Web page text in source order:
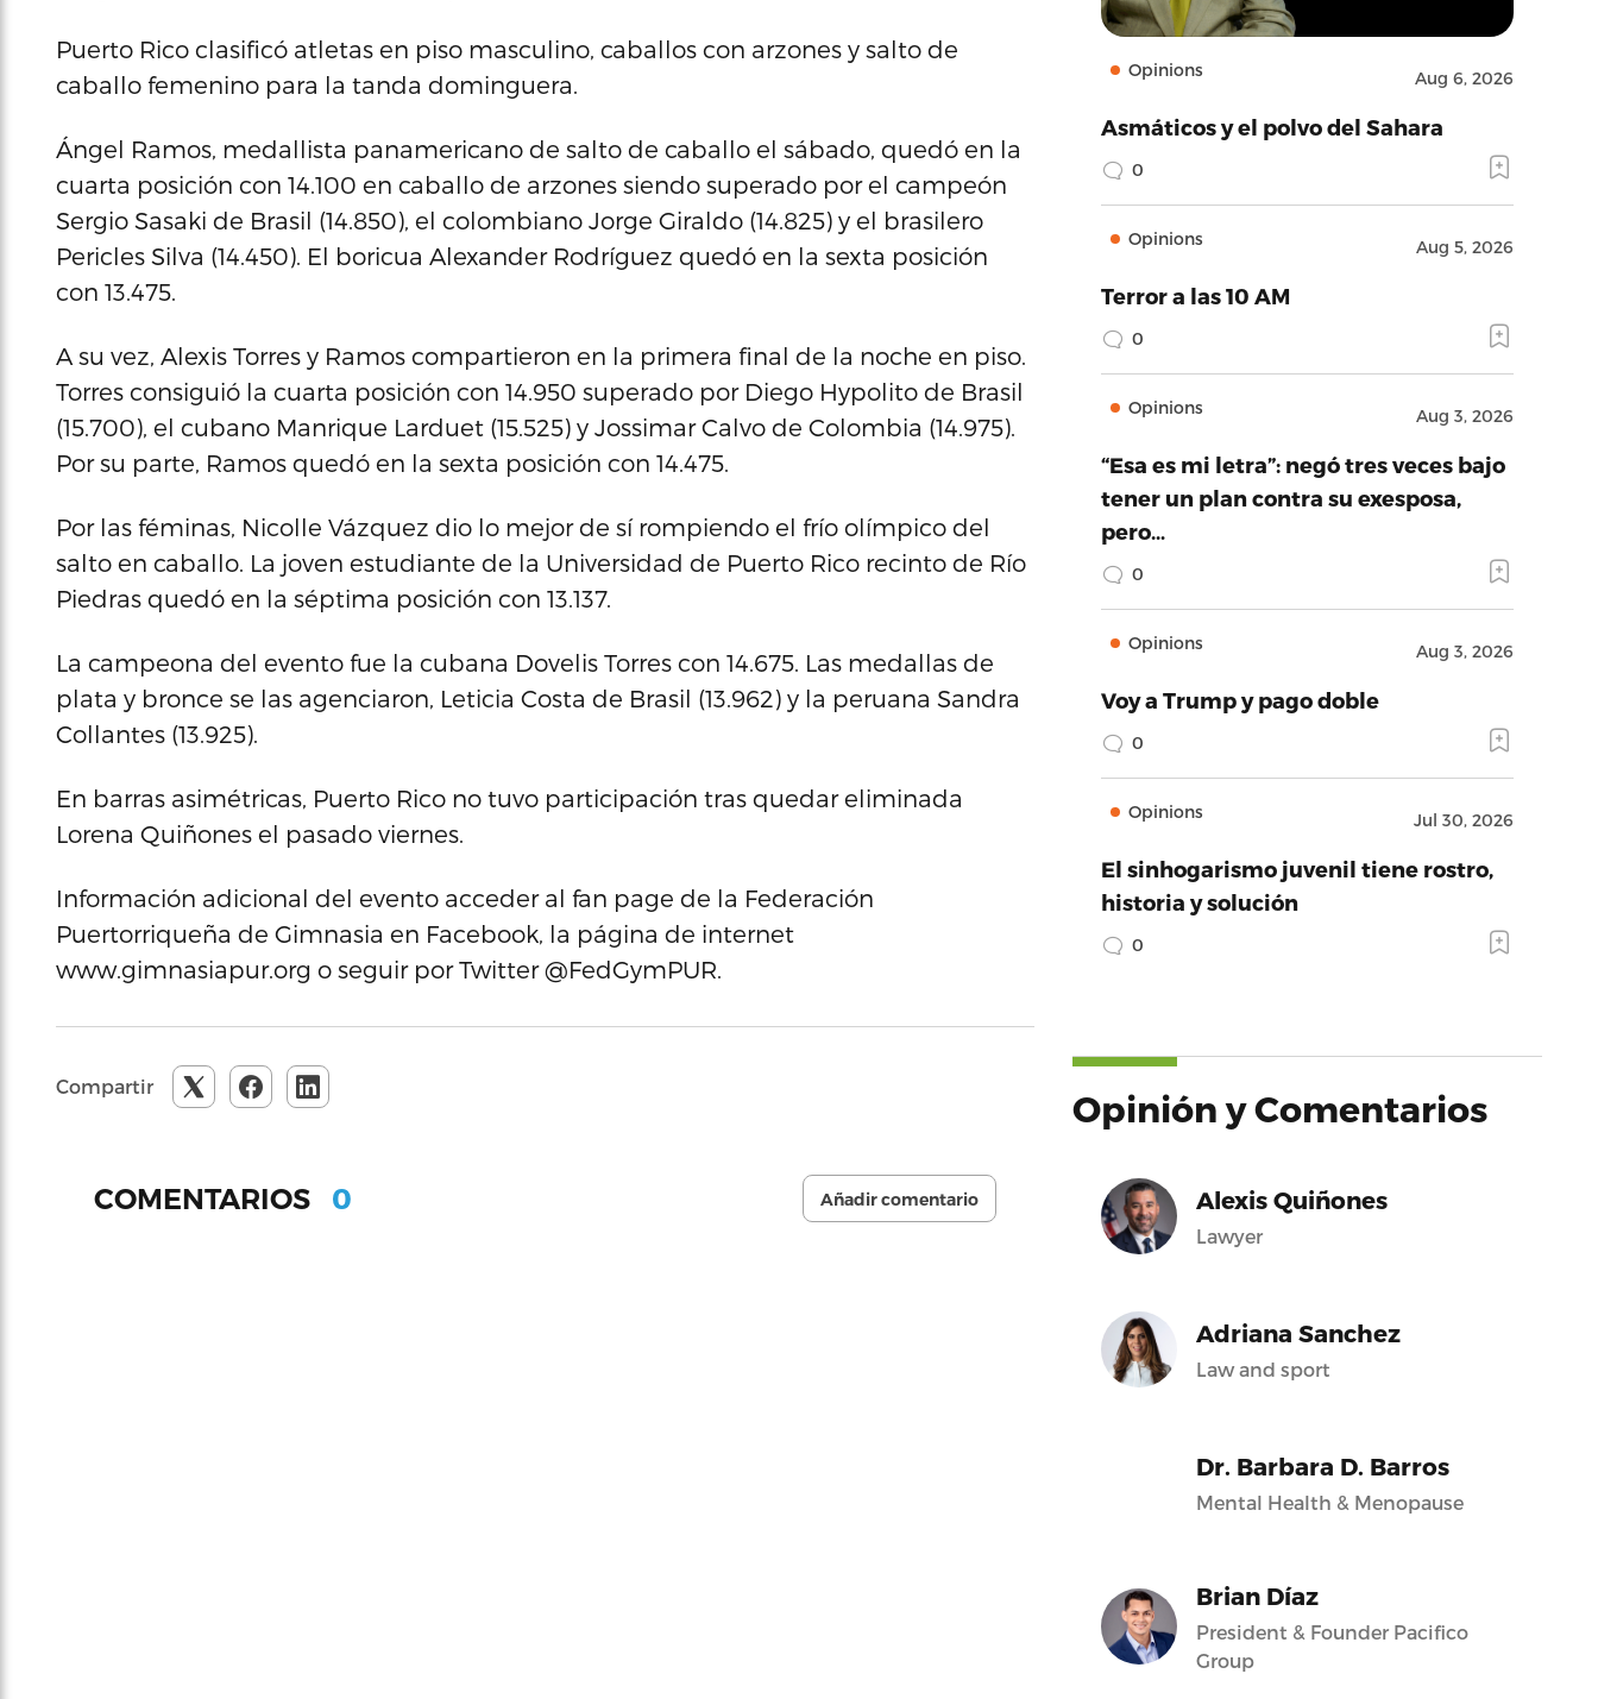
Puerto Rico clasificó atletas en piso masculino, caballos con arzones y salto de
caballo femenino para la tanda dominguera.
Ángel Ramos, medallista panamericano de salto de caballo el sábado, quedó en la
cuarta posición con 14.100 en caballo de arzones siendo superado por el campeón
Sergio Sasaki de Brasil (14.850), el colombiano Jorge Giraldo (14.825) y el brasilero
Pericles Silva (14.450). El boricua Alexander Rodríguez quedó en la sexta posición
con 13.475.
A su vez, Alexis Torres y Ramos compartieron en la primera final de la noche en piso.
Torres consiguió la cuarta posición con 14.950 superado por Diego Hypolito de Brasil
(15.700), el cubano Manrique Larduet (15.525) y Jossimar Calvo de Colombia (14.975).
Por su parte, Ramos quedó en la sexta posición con 14.475.
Por las féminas, Nicolle Vázquez dio lo mejor de sí rompiendo el frío olímpico del
salto en caballo. La joven estudiante de la Universidad de Puerto Rico recinto de Río
Piedras quedó en la séptima posición con 13.137.
La campeona del evento fue la cubana Dovelis Torres con 14.675. Las medallas de
plata y bronce se las agenciaron, Leticia Costa de Brasil (13.962) y la peruana Sandra
Collantes (13.925).
En barras asimétricas, Puerto Rico no tuvo participación tras quedar eliminada
Lorena Quiñones el pasado viernes.
Información adicional del evento acceder al fan page de la Federación
Puertorriqueña de Gimnasia en Facebook, la página de internet
www.gimnasiapur.org o seguir por Twitter @FedGymPUR.
Compartir
COMENTARIOS 0 Añadir comentario
Opinions Aug 6, 2026
Asmáticos y el polvo del Sahara
0
Opinions Aug 5, 2026
Terror a las 10 AM
0
Opinions Aug 3, 2026
“Esa es mi letra”: negó tres veces bajo
tener un plan contra su exesposa,
pero…
0
Opinions Aug 3, 2026
Voy a Trump y pago doble
0
Opinions Jul 30, 2026
El sinhogarismo juvenil tiene rostro,
historia y solución
0
Opinión y Comentarios
Alexis Quiñones
Lawyer
Adriana Sanchez
Law and sport
Dr. Barbara D. Barros
Mental Health & Menopause
Brian Díaz
President & Founder Pacifico
Group